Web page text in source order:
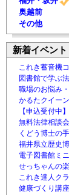
奥越前
その他
新着イベント
これき蓄音機
図書館で学ぶ
職場のお悩み
かるたクイー
【申込受付中
無料法律相談
くどう博士の
福井県立歴史
電子図書館ミ
せっちゃんの
これき達人ク
健康づくり講